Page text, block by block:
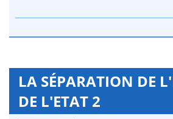
LA SÉPARATION DE
DE L'ETAT 2